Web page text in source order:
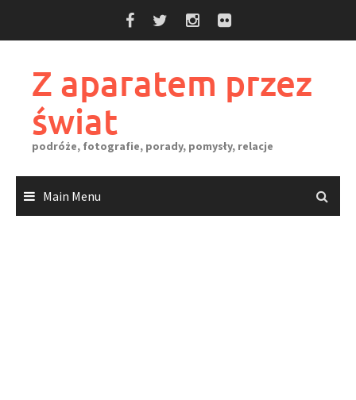
Z aparatem przez
świat
podróże, fotografie, porady, pomysły, relacje
Main Menu